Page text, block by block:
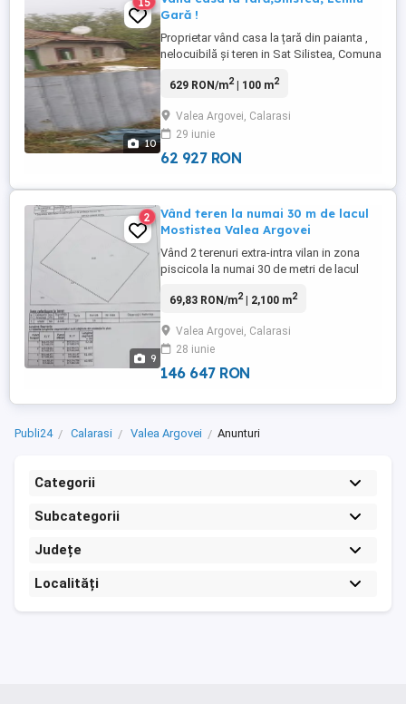
10
Gară !
Proprietar vând casa la țară din paianta ,
nelocuibilă și teren in Sat Silistea, Comuna
de București pe autostrada Soarelui! Zona
!! 12000 euro! Rog seriozitate!
629 RON/m2| 100 m2
Valea Argovei, Calarasi
29 iunie
62 927 RON
9
2
Vând teren la numai 30 m de lacul
Mostistea Valea Argovei
Vând 2 terenuri extra-intra vilan in zona
piscicola la numai 30 de metri de lacul
sosea, în Valea Argovei sat Vlădiceasca.
stâlp de electricitate la marginea
terenului.respectiv 1000 mp. Prețul de
negociere este de 14euro ...
69,83 RON/m2| 2,100 m2
Valea Argovei, Calarasi
28 iunie
146 647 RON
Publi24 Calarasi Valea Argovei Anunturi
Categorii
Subcategorii
Județe
Localități